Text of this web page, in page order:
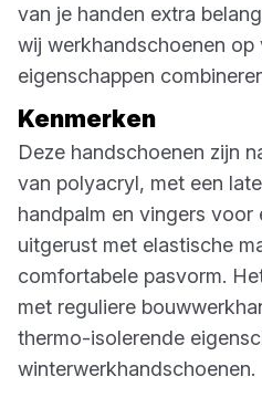
van je handen extra
wij werkhandschoenen
eigenschappen
Kenmerken
Deze handschoenen zijn
van polyacryl, met een
handpalm en vingers voor
uitgerust met elastische
comfortabele pasvorm.
met reguliere
thermo-isolerende
winterwerkhandschoenen.